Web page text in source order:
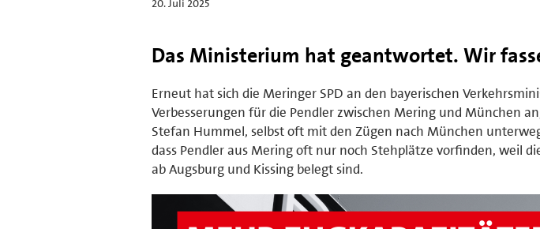
Das Ministerium hat geantwortet. Wir
Erneut hat sich die Meringer SPD an den bayerischen
Verbesserungen für die Pendler zwischen Mering und München
Stefan Hummel, selbst oft mit den Zügen nach München
dass Pendler aus Mering oft nur noch Stehplätze vorfinden, weil
ab Augsburg und Kissing belegt sind.